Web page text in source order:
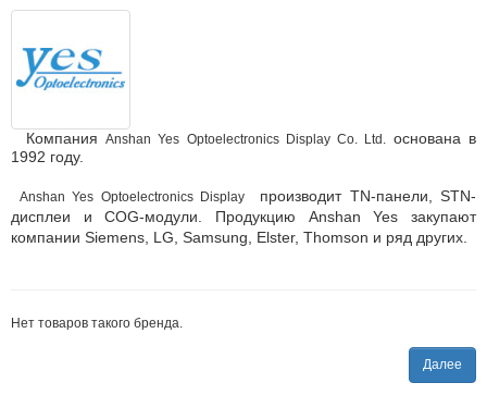
КомпанияAnshan Yes Optoelectronics Display Co. Ltd. основана в
1992 году.
Anshan Yes Optoelectronics Display производит TN-панели, STN-
дисплеи и COG-модули.
Продукцию Anshan Yes закупают
компании Siemens, LG, Samsung, Elster, Thomson и ряд других.
Нет товаров такого бренда.
Далее